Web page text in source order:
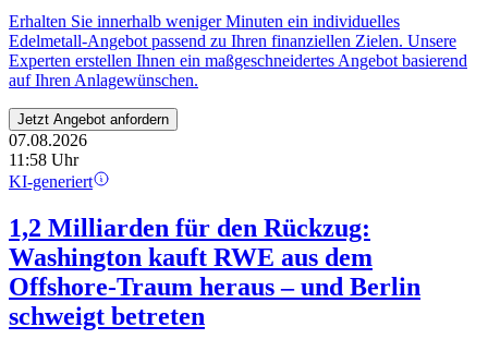
Erhalten Sie innerhalb weniger Minuten ein individuelles
Edelmetall-Angebot passend zu Ihren finanziellen Zielen. Unsere
Experten erstellen Ihnen ein maßgeschneidertes Angebot basierend
auf Ihren Anlagewünschen.
Jetzt Angebot anfordern
07.08.2026
11:58 Uhr
KI-generiert
1,2 Milliarden für den Rückzug:
Washington kauft RWE aus dem
Offshore-Traum heraus – und Berlin
schweigt betreten